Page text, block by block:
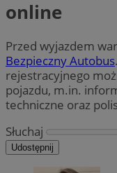
online
Przed wyjazdem
Bezpieczny Autobus
rejestracyjnego
pojazdu, m.in.
techniczne oraz
Słuchaj
Udostępnij